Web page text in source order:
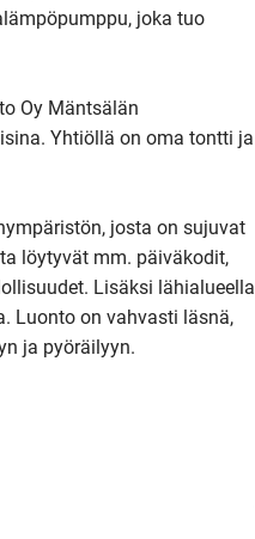
joka tuo
Oy Mäntsälän
Yhtiöllä on oma tontti ja
josta on sujuvat
löytyvät mm. päiväkodit,
Lisäksi lähialueella
Luonto on vahvasti läsnä,
ja pyöräilyyn.